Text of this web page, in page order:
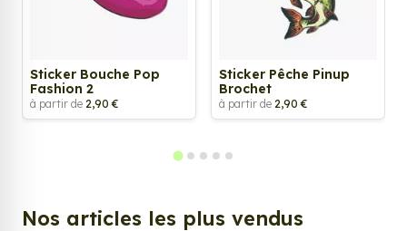
Sticker Bouche Pop
Fashion 2
à partir de 2,90 €
Sticker Pêche Pinup
Brochet
à partir de 2,90 €
Nos articles les plus vendus